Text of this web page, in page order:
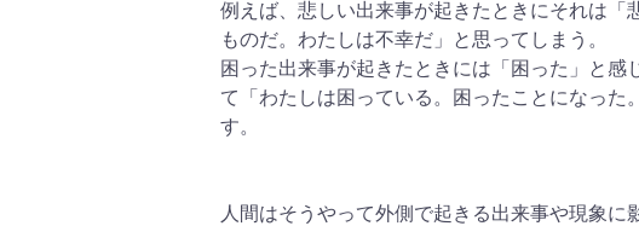
例えば、悲しい出来事が起きたときにそれは
ものだ。わたしは不幸だ」と思ってしまう。
困った出来事が起きたときには「困った」と
て「わたしは困っている。困ったことになっ
す。
人間はそうやって外側で起きる出来事や現象に